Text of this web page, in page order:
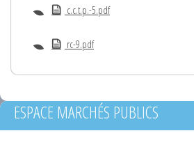
c.c.t.p.-5.pdf
rc-9.pdf
ESPACE MARCHÉS PUBLICS